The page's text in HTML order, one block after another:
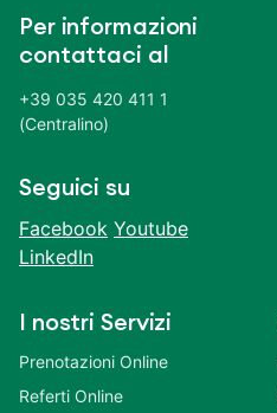
Per informazioni
contattaci al
+39 035 420 411 1
(Centralino)
Seguici su
Facebook Youtube
LinkedIn
I nostri Servizi
Prenotazioni Online
Referti Online